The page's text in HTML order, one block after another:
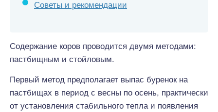
Советы и рекомендации
Содержание коров проводится двумя методами:
пастбищным и стойловым.
Первый метод предполагает выпас буренок на
пастбищах в период с весны по осень, практически
от установления стабильного тепла и появления